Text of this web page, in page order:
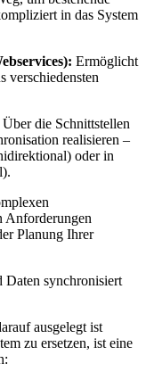
in das System
Ermöglicht
verschiedensten
Über die Schnittstellen
realisieren –
oder in
Anforderungen
Planung Ihrer
synchronisiert
ausgelegt ist
zu ersetzen, ist eine